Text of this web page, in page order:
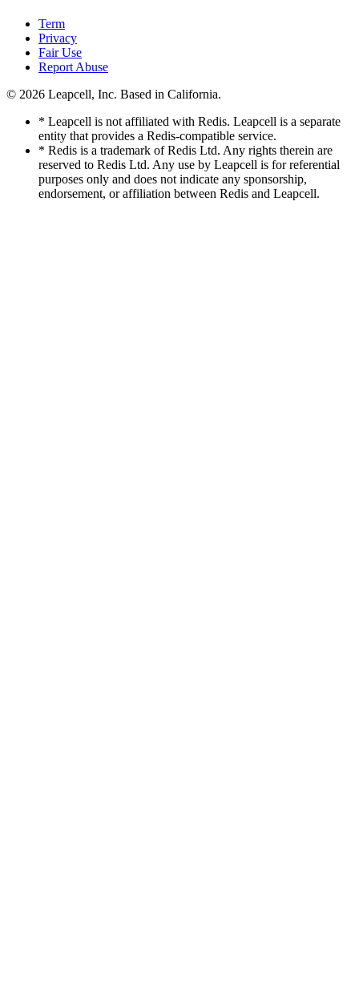
Term
Privacy
Fair Use
Report Abuse
© 2026 Leapcell, Inc. Based in California.
* Leapcell is not affiliated with Redis. Leapcell is a separate
entity that provides a Redis-compatible service.
* Redis is a trademark of Redis Ltd. Any rights therein are
reserved to Redis Ltd. Any use by Leapcell is for referential
purposes only and does not indicate any sponsorship,
endorsement, or affiliation between Redis and Leapcell.